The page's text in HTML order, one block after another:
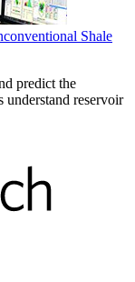
Shale
predict the
reservoir